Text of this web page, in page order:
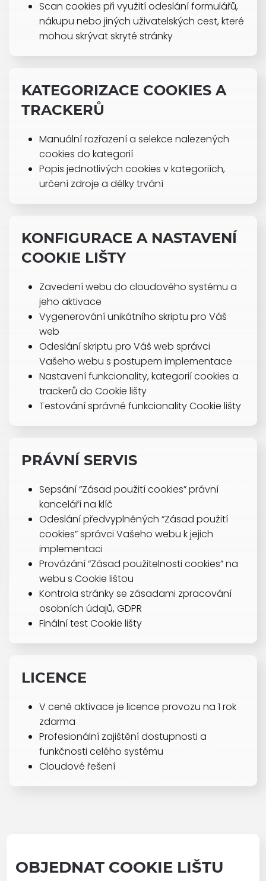
Scan cookies při využití odeslání formulářů,
nákupu nebo jiných uživatelských cest, které
mohou skrývat skryté stránky
KATEGORIZACE COOKIES A
TRACKERŮ
Manuální rozřazení a selekce nalezených
cookies do kategorií
Popis jednotlivých cookies v kategoriích,
určení zdroje a délky trvání
KONFIGURACE A NASTAVENÍ
COOKIE LIŠTY
Zavedení webu do cloudového systému a
jeho aktivace
Vygenerování unikátního skriptu pro Váš
web
Odeslání skriptu pro Váš web správci
Vašeho webu s postupem implementace
Nastavení funkcionality, kategorií cookies a
trackerů do Cookie lišty
Testování správné funkcionality Cookie lišty
PRÁVNÍ SERVIS
Sepsání “Zásad použití cookies” právní
kanceláří na klíč
Odeslání předvyplněných “Zásad použití
cookies” správci Vašeho webu k jejich
implementaci
Provázání “Zásad použitelnosti cookies” na
webu s Cookie lištou
Kontrola stránky se zásadami zpracování
osobních údajů, GDPR
Finální test Cookie lišty
LICENCE
V ceně aktivace je licence provozu na 1 rok
zdarma
Profesionální zajištění dostupnosti a
funkčnosti celého systému
Cloudové řešení
OBJEDNAT COOKIE LIŠTU